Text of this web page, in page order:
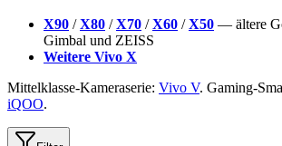
X90 /X80 /X70 /X60 /X50 — ältere
Gimbal und ZEISS
Weitere Vivo X
Mittelklasse-Kameraserie: Vivo V. Gaming-
iQOO.